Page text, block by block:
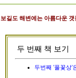
보길도 해변에는 아름다운
두 번째 책 보기
두번째 '풀꽃상'